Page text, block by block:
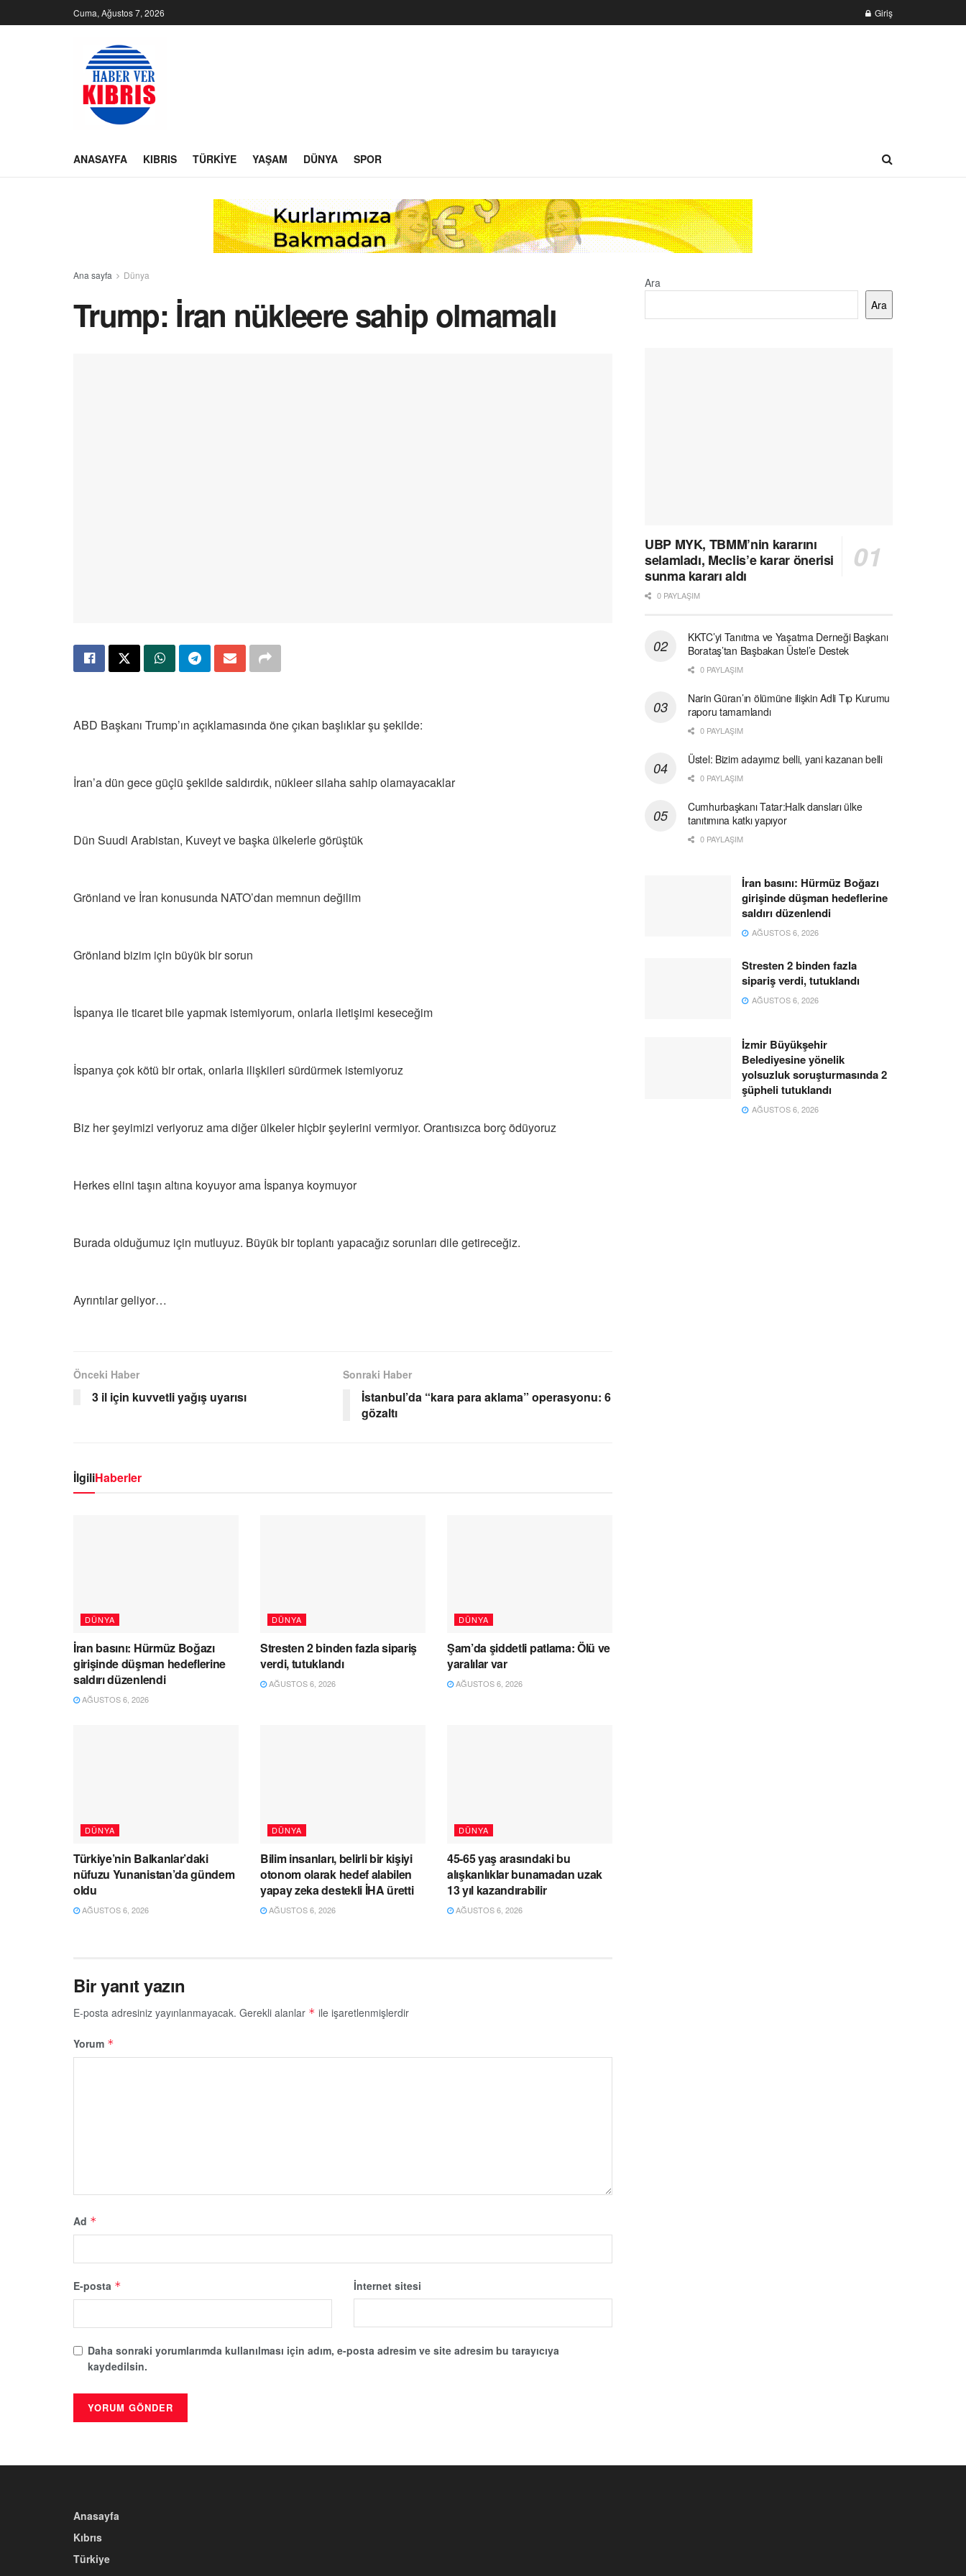
Cuma, Ağustos 7, 2026 Giriş
ANASAYFA KIBRIS TÜRKIYE YAŞAM DÜNYA SPOR
Ana sayfa Dünya
Trump: İran nükleere sahip olmamalı
ABD Başkanı Trump’ın açıklamasında öne çıkan başlıklar şu şekilde:
İran’a dün gece güçlü şekilde saldırdık, nükleer silaha sahip olamayacaklar
Dün Suudi Arabistan, Kuveyt ve başka ülkelerle görüştük
Grönland ve İran konusunda NATO’dan memnun değilim
Grönland bizim için büyük bir sorun
İspanya ile ticaret bile yapmak istemiyorum, onlarla iletişimi keseceğim
İspanya çok kötü bir ortak, onlarla ilişkileri sürdürmek istemiyoruz
Biz her şeyimizi veriyoruz ama diğer ülkeler hiçbir şeylerini vermiyor. Orantısızca borç ödüyoruz
Herkes elini taşın altına koyuyor ama İspanya koymuyor
Burada olduğumuz için mutluyuz. Büyük bir toplantı yapacağız sorunları dile getireceğiz.
Ayrıntılar geliyor…
Önceki Haber
3 il için kuvvetli yağış uyarısı
Sonraki Haber
İstanbul’da “kara para aklama” operasyonu: 6
gözaltı
İlgiliHaberler
DÜNYA
İran basını: Hürmüz Boğazı
girişinde düşman hedeflerine
saldırı düzenlendi
AĞUSTOS 6, 2026
DÜNYA
Stresten 2 binden fazla sipariş
verdi, tutuklandı
AĞUSTOS 6, 2026
DÜNYA
Şam’da şiddetli patlama: Ölü ve
yaralılar var
AĞUSTOS 6, 2026
DÜNYA
Türkiye’nin Balkanlar’daki
nüfuzu Yunanistan’da gündem
oldu
AĞUSTOS 6, 2026
DÜNYA
Bilim insanları, belirli bir kişiyi
otonom olarak hedef alabilen
yapay zeka destekli İHA üretti
AĞUSTOS 6, 2026
DÜNYA
45-65 yaş arasındaki bu
alışkanlıklar bunamadan uzak
13 yıl kazandırabilir
AĞUSTOS 6, 2026
Bir yanıt yazın
E-posta adresiniz yayınlanmayacak. Gerekli alanlar * ile işaretlenmişlerdir
Yorum *
Ad *
E-posta * İnternet sitesi
Daha sonraki yorumlarımda kullanılması için adım, e-posta adresim ve site adresim bu tarayıcıya
kaydedilsin.
Ara
Ara
UBP MYK, TBMM’nin kararını
selamladı, Meclis’e karar önerisi
sunma kararı aldı
0 PAYLAŞIM
KKTC’yi Tanıtma ve Yaşatma Derneği Başkanı
Borataş’tan Başbakan Üstel’e Destek
0 PAYLAŞIM
Narin Güran’ın ölümüne ilişkin Adli Tıp Kurumu
raporu tamamlandı
0 PAYLAŞIM
Üstel: Bizim adayımız belli, yani kazanan belli
0 PAYLAŞIM
Cumhurbaşkanı Tatar:Halk dansları ülke
tanıtımına katkı yapıyor
0 PAYLAŞIM
İran basını: Hürmüz Boğazı
girişinde düşman hedeflerine
saldırı düzenlendi
AĞUSTOS 6, 2026
Stresten 2 binden fazla
sipariş verdi, tutuklandı
AĞUSTOS 6, 2026
İzmir Büyükşehir
Belediyesine yönelik
yolsuzluk soruşturmasında 2
şüpheli tutuklandı
AĞUSTOS 6, 2026
Anasayfa
Kıbrıs
Türkiye